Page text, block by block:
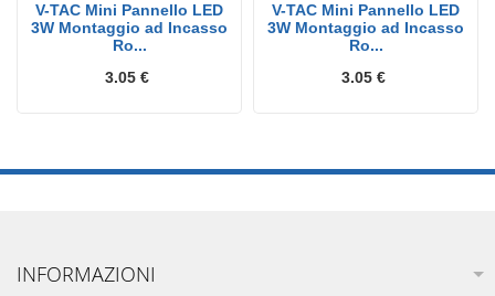
V-TAC Mini Pannello LED
3W Montaggio ad Incasso
Ro...
3.05 €
V-TAC Mini Pannello LED
3W Montaggio ad Incasso
Ro...
3.05 €
INFORMAZIONI